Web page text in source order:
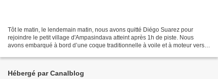
Tôt le matin, le lendemain matin, nous avons quitté Diégo Suarez pour
rejoindre le petit village d'Ampasindava atteint après 1h de piste. Nous
avons embarqué à bord d’une coque traditionnelle à voile et à moteur vers
Hébergé par Canalblog